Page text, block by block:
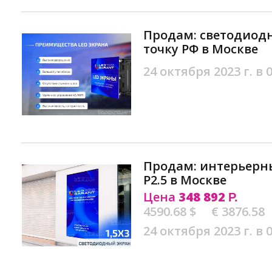
Продам:
точку PФ в Москве
24 октября 2023 г. в
Продам:
Р2.5 в Москве
Цена 348 892 Р.
4590.68 $
€ 3876.58
24 октября 2023 г. в